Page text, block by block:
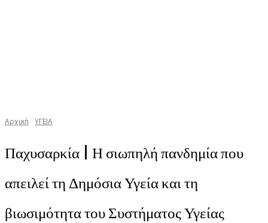
Αρχική YΓΕΙΑ
Παχυσαρκία | Η σιωπηλή πανδημία που
απειλεί τη Δημόσια Υγεία και τη
βιωσιμότητα του Συστήματος Υγείας